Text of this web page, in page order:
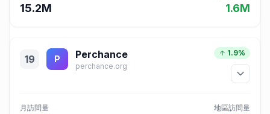
15.2M 1.6M
19 P Perchance
perchance.org
1.9%
月訪問量 地區訪問量